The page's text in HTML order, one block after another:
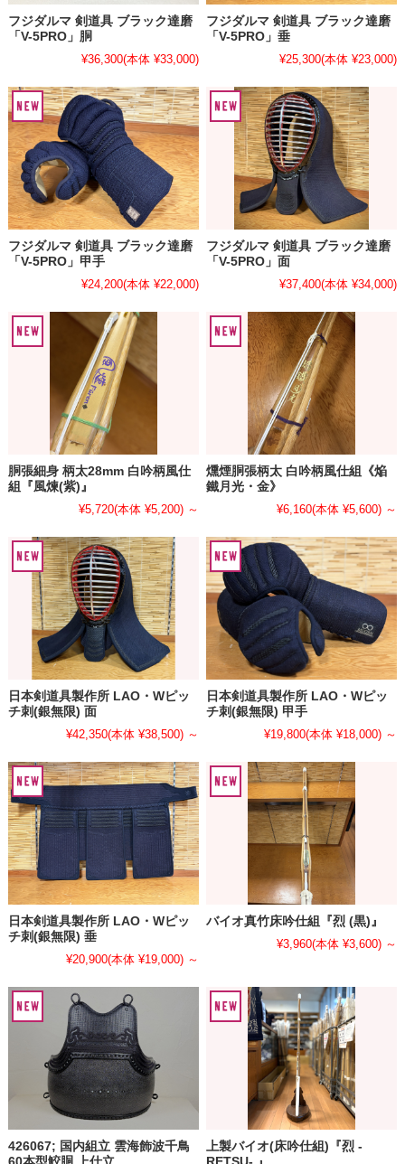
フジダルマ 剣道具 ブラック達磨
「V-5PRO」胴
¥36,300(本体 ¥33,000)
フジダルマ 剣道具 ブラック達磨
「V-5PRO」垂
¥25,300(本体 ¥23,000)
フジダルマ 剣道具 ブラック達磨
「V-5PRO」甲手
¥24,200(本体 ¥22,000)
フジダルマ 剣道具 ブラック達磨
「V-5PRO」面
¥37,400(本体 ¥34,000)
胴張細身 柄太28mm 白吟柄風仕
組『風煉(紫)』
¥5,720(本体 ¥5,200)～
燻煙胴張柄太 白吟柄風仕組《焔
鐵月光・金》
¥6,160(本体 ¥5,600) ～
日本剣道具製作所 LAO・Wピッ
チ刺(銀無限) 面
¥42,350(本体 ¥38,500)～
日本剣道具製作所 LAO・Wピッ
チ刺(銀無限) 甲手
¥19,800(本体 ¥18,000) ～
日本剣道具製作所 LAO・Wピッ
チ刺(銀無限) 垂
¥20,900(本体 ¥19,000)～
バイオ真竹床吟仕組『烈 (黒)』
¥3,960(本体 ¥3,600) ～
426067; 国内組立 雲海飾波千鳥
上製バイオ(床吟仕組)『烈 -